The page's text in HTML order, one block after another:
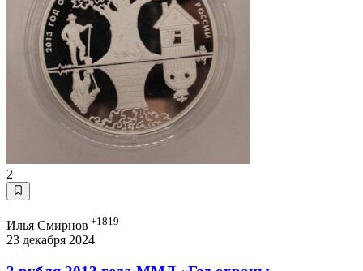
2
Илья Смирнов +1819
23 декабря 2024